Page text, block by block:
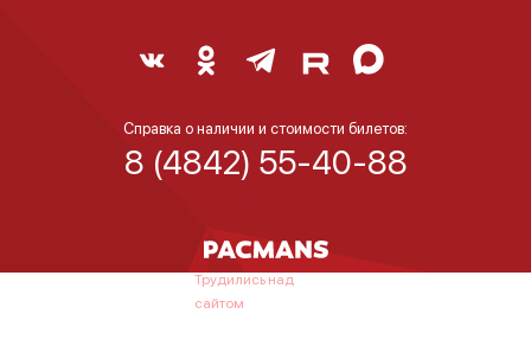
Справка о наличии и стоимости билетов:
8 (4842) 55-40-88
Трудились над
сайтом